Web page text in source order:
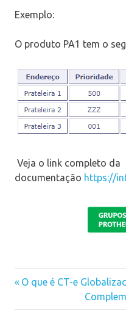
Exemplo:
O produto PA1 tem o
Veja o link completo da
documentação https://
Navegação
Previous
O que é CT-e
Next